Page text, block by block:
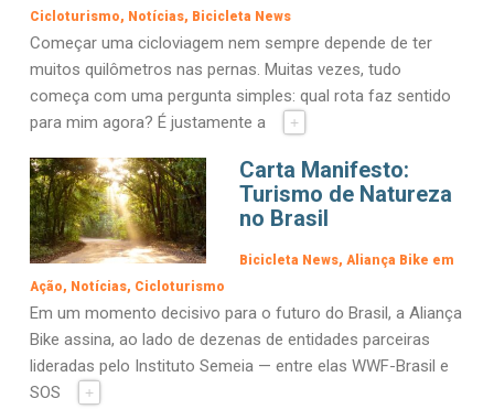
Cicloturismo Notícias Bicicleta News
Começar uma cicloviagem nem sempre depende de ter
muitos quilômetros nas pernas. Muitas vezes, tudo
começa com uma pergunta simples: qual rota faz sentido
para mim agora? É justamente a
+
Carta Manifesto:
Turismo de Natureza
no Brasil
Bicicleta News Aliança Bike em
Ação
Notícias Cicloturismo
Em um momento decisivo para o futuro do Brasil, a Aliança
Bike assina, ao lado de dezenas de entidades parceiras
lideradas pelo Instituto Semeia — entre elas WWF-Brasil e
SOS
+